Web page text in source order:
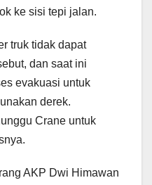
ke sisi tepi jalan.
truk tidak dapat
dan saat ini
evakuasi untuk
derek.
Crane untuk
AKP Dwi Himawan